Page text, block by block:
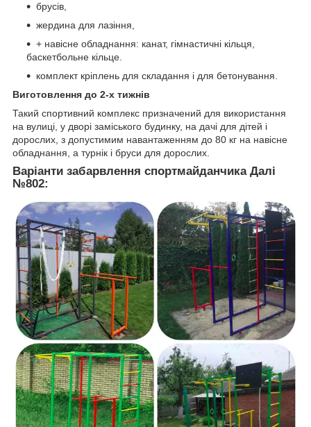
брусів,
жердина для лазіння,
+ навісне обладнання: канат, гімнастичні кільця,
баскетбольне кільце.
комплект кріплень для складання і для бетонування.
Виготовлення до 2-х тижнів
Такий спортивний комплекс призначений для використання
на вулиці, у дворі заміського будинку, на дачі для дітей і
дорослих, з допустимим навантаженням до 80 кг на навісне
обладнання, а турнік і бруси для дорослих.
Варіанти забарвлення спортмайданчика Далі
№802: